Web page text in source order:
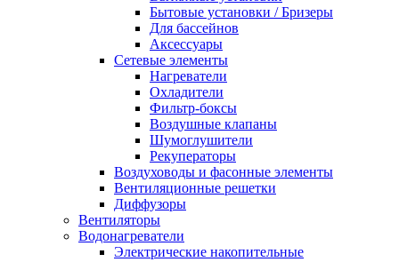
Бытовые установки / Бризеры
Для бассейнов
Аксессуары
Сетевые элементы
Нагреватели
Охладители
Фильтр-боксы
Воздушные клапаны
Шумоглушители
Рекуператоры
Воздуховоды и фасонные элементы
Вентиляционные решетки
Диффузоры
Вентиляторы
Водонагреватели
Электрические накопительные